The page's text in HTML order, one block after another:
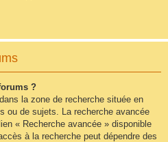
?
la zone de recherche située en
ou de sujets. La recherche avancée
« Recherche avancée » disponible
à la recherche peut dépendre des